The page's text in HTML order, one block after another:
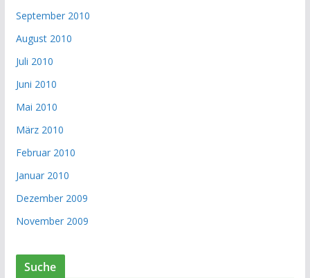
September 2010
August 2010
Juli 2010
Juni 2010
Mai 2010
März 2010
Februar 2010
Januar 2010
Dezember 2009
November 2009
Suche